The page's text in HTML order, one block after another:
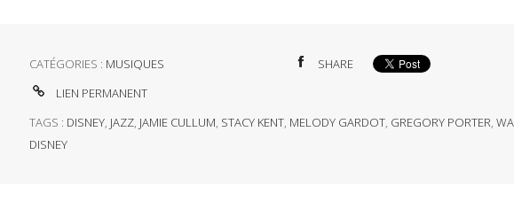
CATÉGORIES : MUSIQUES
SHARE
LIEN PERMANENT
TAGS : DISNEY, JAZZ, JAMIE CULLUM, STACY KENT, MELODY GARDOT, GREGORY PORTER,
DISNEY